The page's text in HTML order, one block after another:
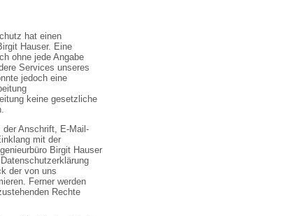
hat einen
Hauser. Eine
ohne jede Angabe
Services unseres
jedoch eine
keine gesetzliche
der Anschrift, E-Mail-
mit der
Birgit Hauser
der von uns
Ferner werden
Rechte